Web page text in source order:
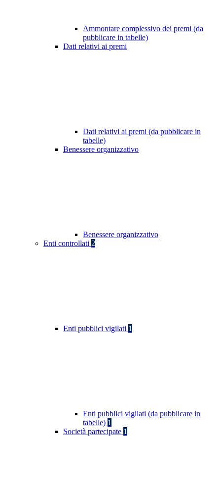
Ammontare complessivo dei premi (da
pubblicare in tabelle)
Dati relativi ai premi
Dati relativi ai premi (da pubblicare in
tabelle)
Benessere organizzativo
Benessere organizzativo
Enti controllati 2
Enti pubblici vigilati 1
Enti pubblici vigilati (da pubblicare in
tabelle) 1
Società partecipate 1